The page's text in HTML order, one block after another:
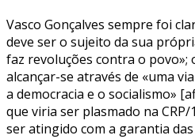
Vasco Gonçalves sempre foi
deve ser o sujeito da sua
faz revoluções contra o povo»;
alcançar-se através de «uma
a democracia e o socialismo»
que viria ser plasmado na
ser atingido com a garantia das